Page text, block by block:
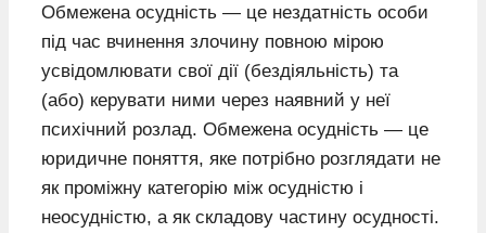
Обмежена осудність — це нездатність особи
під час вчинення злочину повною мірою
усвідомлювати свої дії (бездіяльність) та
(або) керувати ними через наявний у неї
психічний розлад. Обмежена осудність — це
юридичне поняття, яке потрібно розглядати не
як проміжну категорію між осудністю і
неосудністю, а як складову частину осудності.